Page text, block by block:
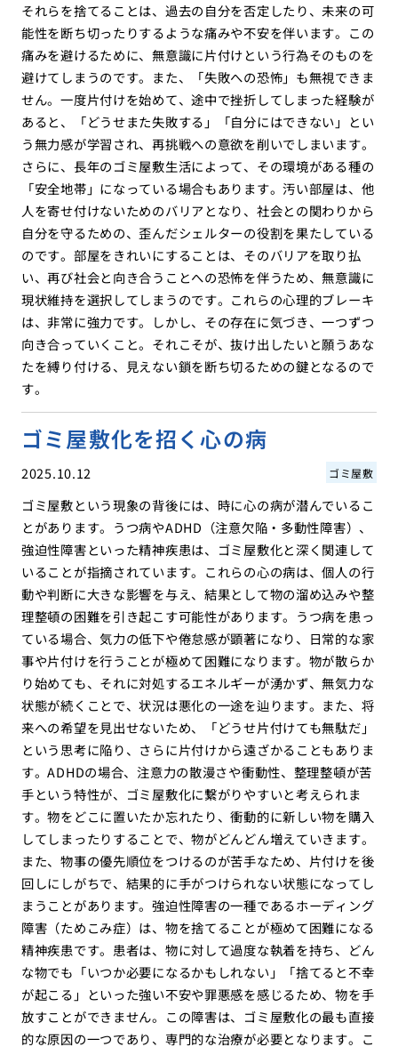
それらを捨てることは、過去の自分を否定したり、未来の可
能性を断ち切ったりするような痛みや不安を伴います。この
痛みを避けるために、無意識に片付けという行為そのものを
避けてしまうのです。また、「失敗への恐怖」も無視できま
せん。一度片付けを始めて、途中で挫折してしまった経験が
あると、「どうせまた失敗する」「自分にはできない」とい
う無力感が学習され、再挑戦への意欲を削いでしまいます。
さらに、長年のゴミ屋敷生活によって、その環境がある種の
「安全地帯」になっている場合もあります。汚い部屋は、他
人を寄せ付けないためのバリアとなり、社会との関わりから
自分を守るための、歪んだシェルターの役割を果たしている
のです。部屋をきれいにすることは、そのバリアを取り払
い、再び社会と向き合うことへの恐怖を伴うため、無意識に
現状維持を選択してしまうのです。これらの心理的ブレーキ
は、非常に強力です。しかし、その存在に気づき、一つずつ
向き合っていくこと。それこそが、抜け出したいと願うあな
たを縛り付ける、見えない鎖を断ち切るための鍵となるので
す。
ゴミ屋敷化を招く心の病
2025.10.12 ゴミ屋敷
ゴミ屋敷という現象の背後には、時に心の病が潜んでいるこ
とがあります。うつ病やADHD（注意欠陥・多動性障害）、
強迫性障害といった精神疾患は、ゴミ屋敷化と深く関連して
いることが指摘されています。これらの心の病は、個人の行
動や判断に大きな影響を与え、結果として物の溜め込みや整
理整頓の困難を引き起こす可能性があります。うつ病を患っ
ている場合、気力の低下や倦怠感が顕著になり、日常的な家
事や片付けを行うことが極めて困難になります。物が散らか
り始めても、それに対処するエネルギーが湧かず、無気力な
状態が続くことで、状況は悪化の一途を辿ります。また、将
来への希望を見出せないため、「どうせ片付けても無駄だ」
という思考に陥り、さらに片付けから遠ざかることもありま
す。ADHDの場合、注意力の散漫さや衝動性、整理整頓が苦
手という特性が、ゴミ屋敷化に繋がりやすいと考えられま
す。物をどこに置いたか忘れたり、衝動的に新しい物を購入
してしまったりすることで、物がどんどん増えていきます。
また、物事の優先順位をつけるのが苦手なため、片付けを後
回しにしがちで、結果的に手がつけられない状態になってし
まうことがあります。強迫性障害の一種であるホーディング
障害（ためこみ症）は、物を捨てることが極めて困難になる
精神疾患です。患者は、物に対して過度な執着を持ち、どん
な物でも「いつか必要になるかもしれない」「捨てると不幸
が起こる」といった強い不安や罪悪感を感じるため、物を手
放すことができません。この障害は、ゴミ屋敷化の最も直接
的な原因の一つであり、専門的な治療が必要となります。こ